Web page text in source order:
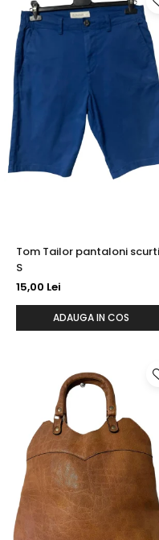
Tom Tailor pantaloni scurti
S
15,00 Lei
ADAUGA IN COS